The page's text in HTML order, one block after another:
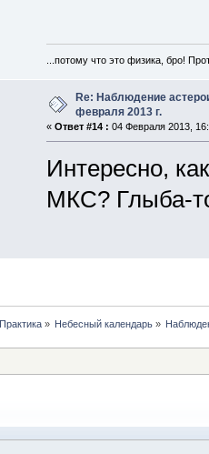
...потому что это физика, бро!
Re: Наблюдение
февраля 2013 г.
« Ответ #14 : 04 Февраля 2013,
Интересно,
МКС? Глыба-
Практика» Небесный календарь»